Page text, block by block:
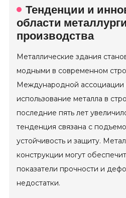
Тенденции и
области
производства
Металлические здания
модными в современном
Международной ассоциации
использование металла в
последние пять лет
тенденция связана с
устойчивость и защиту.
конструкции могут
показатели прочности и
недостатки.